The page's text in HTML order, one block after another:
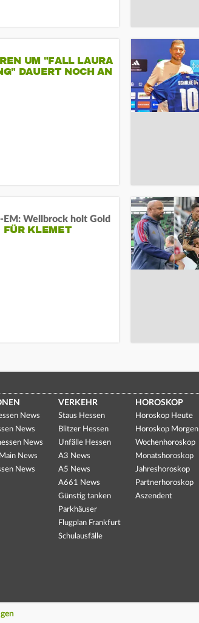
UM "FALL LAURA
DAUERT NOCH AN
EM: Wellbrock holt Gold
FÜR KLEMET
News
News
News
News
News
VERKEHR
Staus Hessen
Blitzer Hessen
Unfälle Hessen
A3 News
A5 News
A661 News
Günstig tanken
Parkhäuser
Flugplan Frankfurt
Schulausfälle
HOROSKOP
Horoskop Heute
Horoskop Morgen
Wochenhoroskop
Monatshoroskop
Jahreshoroskop
Partnerhoroskop
Aszendent